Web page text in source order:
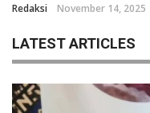
Redaksi November 14, 2025
LATEST ARTICLES